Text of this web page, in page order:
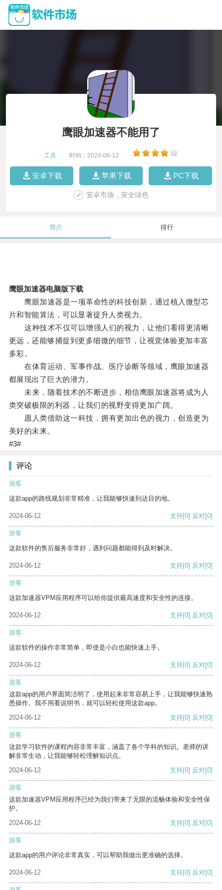
鹰眼加速器不能用了
工具 时间：2024-06-12
安卓下载 苹果下载 PC下载
安卓市场，安全绿色
简介 排行
鹰眼加速器电脑版下载
鹰眼加速器是一项革命性的科技创新，通过植入微型芯
片和智能算法，可以显著提升人类视力。
这种技术不仅可以增强人们的视力，让他们看得更清晰
更远，还能够捕捉到更多细微的细节，让视觉体验更加丰富
多彩。
在体育运动、军事作战、医疗诊断等领域，鹰眼加速器
都展现出了巨大的潜力。
未来，随着技术的不断进步，相信鹰眼加速器将成为人
类突破极限的利器，让我们的视野变得更加广阔。
愿人类借助这一科技，拥有更加出色的视力，创造更为
美好的未来。
#3#
评论
游客
这款app的路线规划非常精准，让我能够快速到达目的地。
2024-06-12 支持[0] 反对[0]
游客
这款软件的售后服务非常好，遇到问题都能得到及时解决。
2024-06-12 支持[0] 反对[0]
游客
这款加速器VPM应用程序可以给你提供最高速度和安全性的连接。
2024-06-12 支持[0] 反对[0]
游客
这款软件的操作非常简单，即使是小白也能快速上手。
2024-06-12 支持[0] 反对[0]
游客
这款app的用户界面简洁明了，使用起来非常容易上手，让我能够快速熟
悉操作。我不用看说明书，就可以轻松使用这款app。
2024-06-12
支持[0] 反对[0]
游客
这款学习软件的课程内容非常丰富，涵盖了各个学科的知识。老师的讲
解非常生动，让我能够轻松理解知识点。
2024-06-12
支持[0] 反对[0]
游客
这款加速器VPM应用程序已经为我们带来了无限的流畅体验和安全性保
护。
2024-06-12
支持[0] 反对[0]
游客
这款app的用户评论非常真实，可以帮助我做出更准确的选择。
2024-06-12 支持[0] 反对[0]